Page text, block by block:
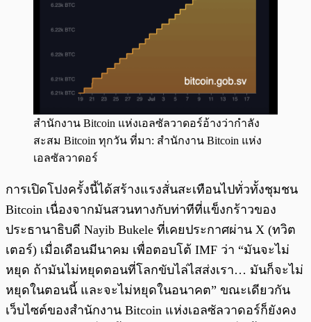
สำนักงาน Bitcoin แห่งเอลซัลวาดอร์อ้างว่ากำลัง
สะสม Bitcoin ทุกวัน ที่มา: สำนักงาน Bitcoin แห่ง
เอลซัลวาดอร์
การเปิดโปงครั้งนี้ได้สร้างแรงสั่นสะเทือนไปทั่วทั้งชุมชน
Bitcoin เนื่องจากมันสวนทางกับท่าทีที่แข็งกร้าวของ
ประธานาธิบดี Nayib Bukele ที่เคยประกาศผ่าน X (ทวิต
เตอร์) เมื่อเดือนมีนาคม เพื่อตอบโต้ IMF ว่า “มันจะไม่
หยุด ถ้ามันไม่หยุดตอนที่โลกขับไล่ไสส่งเรา… มันก็จะไม่
หยุดในตอนนี้ และจะไม่หยุดในอนาคต” ขณะเดียวกัน
เว็บไซต์ของสำนักงาน Bitcoin แห่งเอลซัลวาดอร์ก็ยังคง